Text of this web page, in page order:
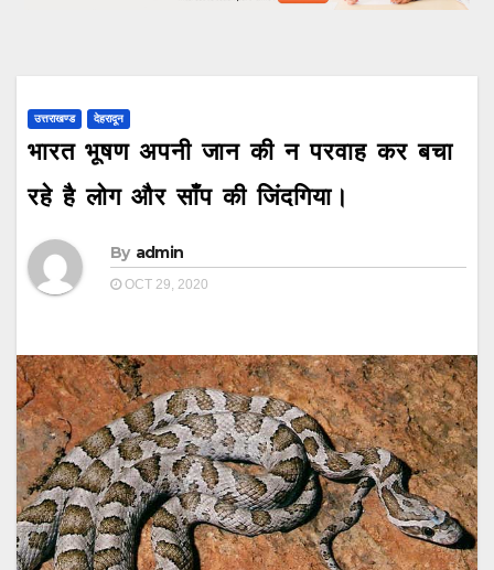
उत्तराखण्ड देहरादून
भारत भूषण अपनी जान की न परवाह कर बचा
रहे है लोग और साँप की जिंदगिया।
By admin
OCT 29, 2020